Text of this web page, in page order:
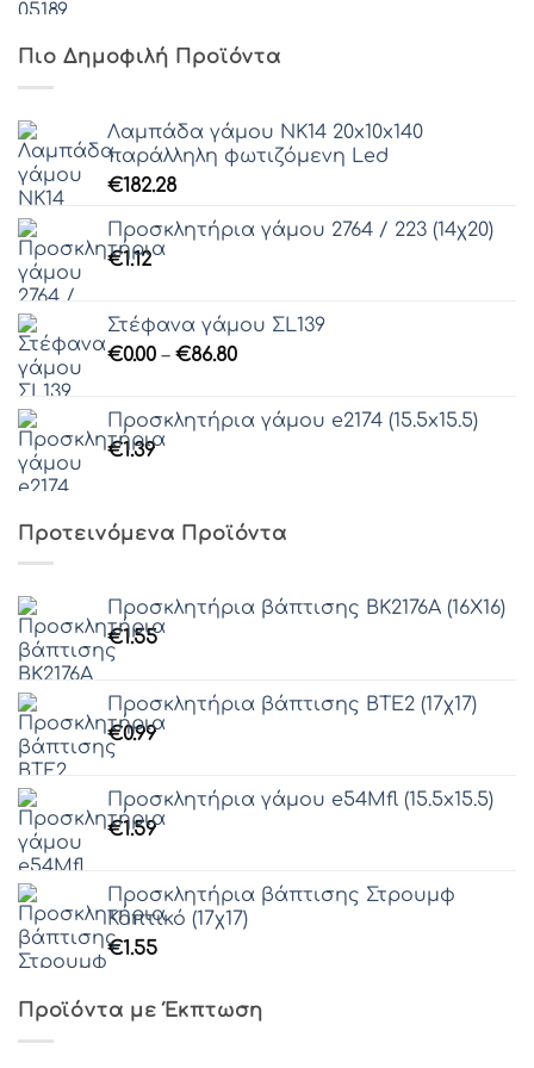
Πιο Δημοφιλή Προϊόντα
Λαμπάδα γάμου ΝΚ14 20x10x140
παράλληλη φωτιζόμενη Led
€182.28
Προσκλητήρια γάμου 2764 / 223 (14χ20)
€1.12
Στέφανα γάμου ΣL139
€0.00 – €86.80Price
through
Προσκλητήρια γάμου e2174 (15.5x15.5)
€1.39
Προτεινόμενα Προϊόντα
Προσκλητήρια βάπτισης ΒΚ2176Α (16Χ16)
€1.55
Προσκλητήρια βάπτισης ΒΤΕ2 (17χ17)
€0.99
Προσκλητήρια γάμου e54Μfl (15.5x15.5)
€1.59
Προσκλητήρια βάπτισης Στρουμφ
Κοπτικό (17χ17)
€1.55
Προϊόντα με Έκπτωση